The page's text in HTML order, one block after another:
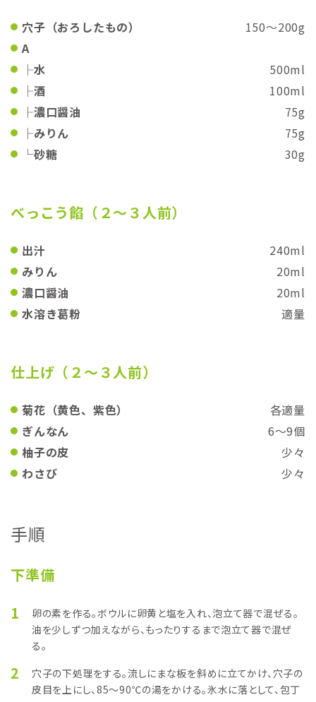
穴子（おろしたもの）
150〜200g
A
├水
500ml
├酒
100ml
├濃口醤油
75g
├みりん
75g
└砂糖
30g
べっこう餡（２〜３人前）
出汁
240ml
みりん
20ml
濃口醤油
20ml
水溶き葛粉
適量
仕上げ（２〜３人前）
菊花（黄色、紫色）
各適量
ぎんなん
6〜9個
柚子の皮
少々
わさび
少々
手順
下準備
1
卵の素を作る。ボウルに卵黄と塩を入れ、泡立て器で混ぜる。
油を少しずつ加えながら、もったりするまで泡立て器で混ぜ
る。
2
穴子の下処理をする。流しにまな板を斜めに立てかけ、穴子の
皮目を上にし、85〜90℃の湯をかける。氷水に落として、包丁